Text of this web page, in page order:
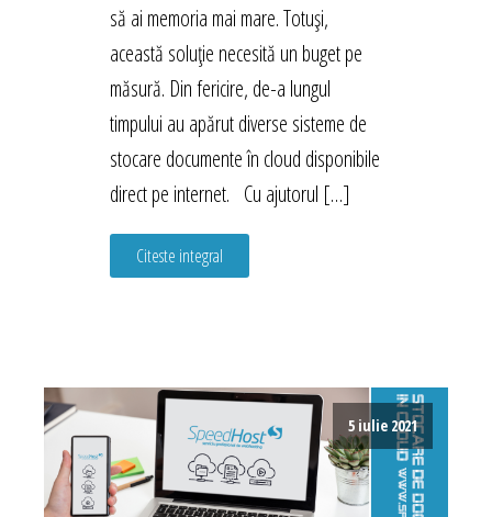
să ai memoria mai mare. Totuși,
această soluție necesită un buget pe
măsură. Din fericire, de-a lungul
timpului au apărut diverse sisteme de
stocare documente în cloud disponibile
direct pe internet. Cu ajutorul […]
Citeste integral
5 iulie 2021